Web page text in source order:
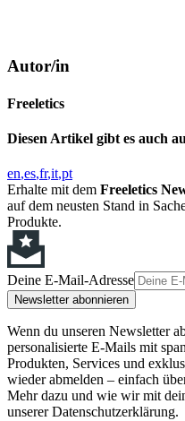
Autor/in
Freeletics
Diesen Artikel gibt es auch
en es fr it pt
Erhalte mit dem Freeletics
auf dem neusten Stand in
Produkte.
Deine E-Mail-Adresse
Newsletter abonnieren
Wenn du unseren Newsletter
personalisierte E-Mails mit
Produkten, Services und
wieder abmelden – einfach
Mehr dazu und wie wir mit
unserer Datenschutzerklärung.